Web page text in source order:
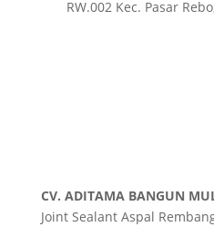
RW.002 Kec. Pasar
CV. ADITAMA BANGUN
Joint Sealant Aspal